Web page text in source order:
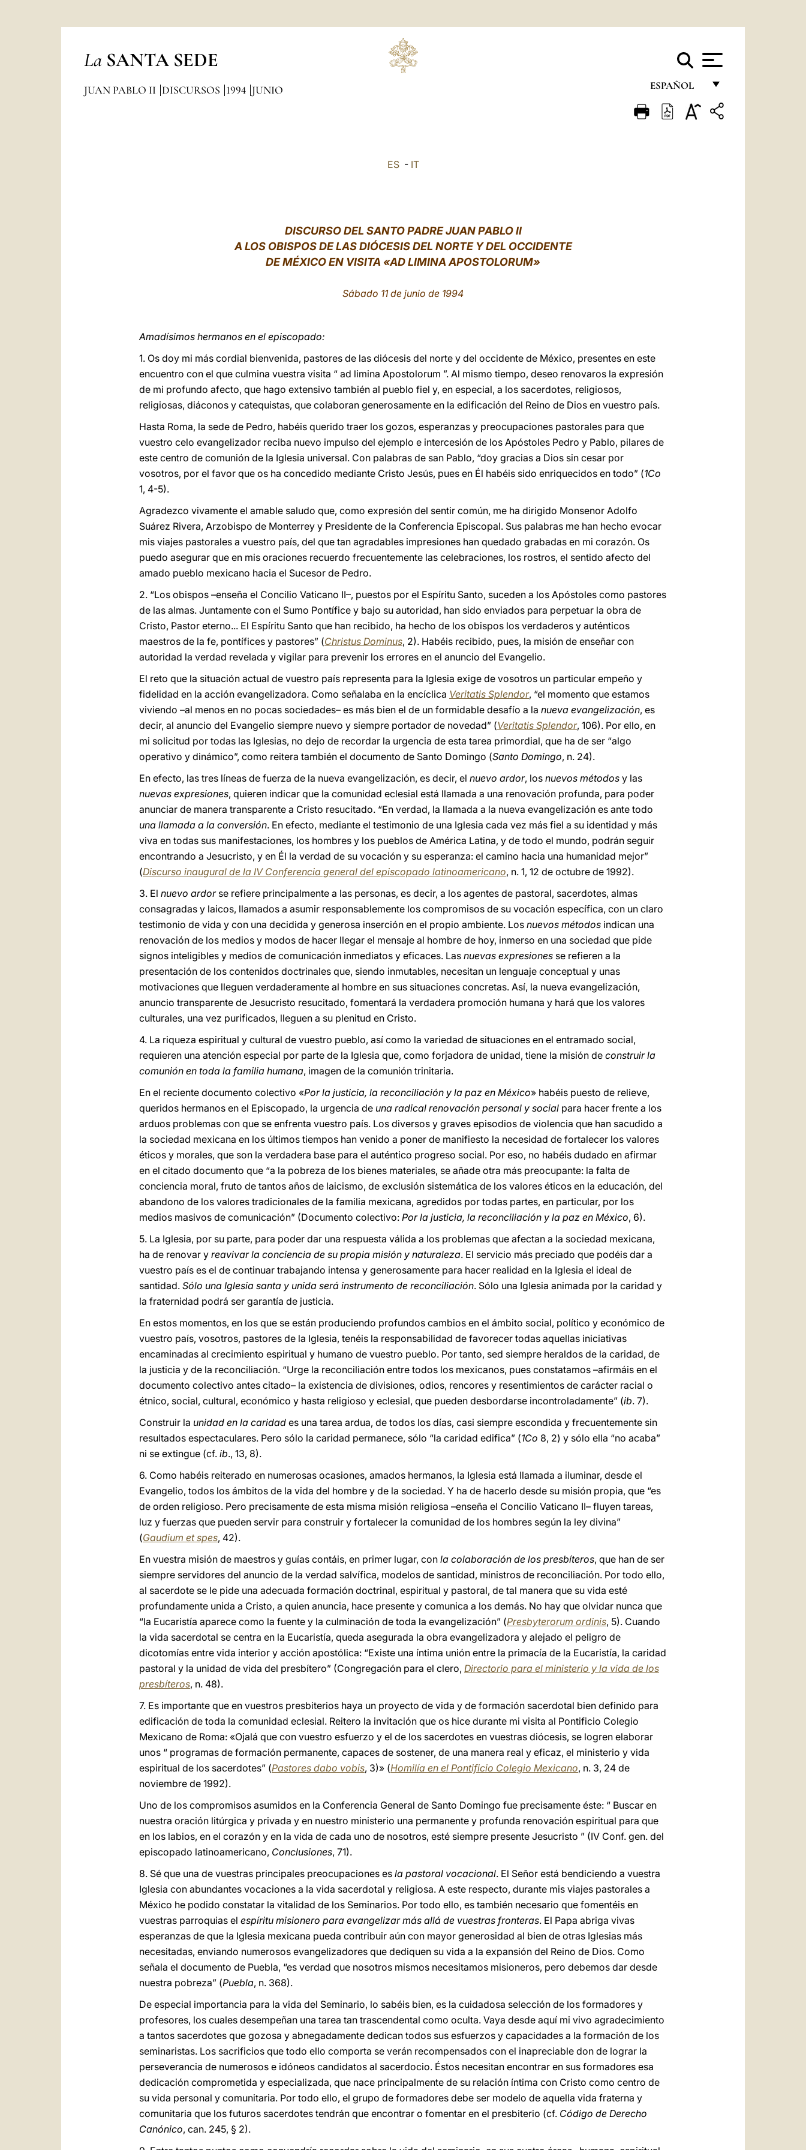
La SANTA SEDE
ESPAÑOL
FRANÇAIS
JUAN PABLO II DISCURSOS 1994 JUNIO
ES- IT
DISCURSO DEL SANTO PADRE JUAN PABLO II
A LOS OBISPOS DE LAS DIÓCESIS DEL NORTE Y DEL OCCIDENTE
DE MÉXICO EN VISITA «AD LIMINA APOSTOLORUM»
Sábado 11 de junio de 1994
Amadísimos hermanos en el episcopado:
1. Os doy mi más cordial bienvenida, pastores de las diócesis del norte y del occidente de México, presentes en este
encuentro con el que culmina vuestra visita “ ad limina Apostolorum ”. Al mismo tiempo, deseo renovaros la expresión
de mi profundo afecto, que hago extensivo también al pueblo fiel y, en especial, a los sacerdotes, religiosos,
religiosas, diáconos y catequistas, que colaboran generosamente en la edificación del Reino de Dios en vuestro país.
Hasta Roma, la sede de Pedro, habéis querido traer los gozos, esperanzas y preocupaciones pastorales para que
vuestro celo evangelizador reciba nuevo impulso del ejemplo e intercesión de los Apóstoles Pedro y Pablo, pilares de
este centro de comunión de la Iglesia universal. Con palabras de san Pablo, “doy gracias a Dios sin cesar por
vosotros, por el favor que os ha concedido mediante Cristo Jesús, pues en Él habéis sido enriquecidos en todo” (1Co
1, 4-5).
Agradezco vivamente el amable saludo que, como expresión del sentir común, me ha dirigido Monsenor Adolfo
Suárez Rivera, Arzobispo de Monterrey y Presidente de la Conferencia Episcopal. Sus palabras me han hecho evocar
mis viajes pastorales a vuestro país, del que tan agradables impresiones han quedado grabadas en mi corazón. Os
puedo asegurar que en mis oraciones recuerdo frecuentemente las celebraciones, los rostros, el sentido afecto del
amado pueblo mexicano hacia el Sucesor de Pedro.
2. “Los obispos –enseña el Concilio Vaticano II–, puestos por el Espíritu Santo, suceden a los Apóstoles como pastores
de las almas. Juntamente con el Sumo Pontífice y bajo su autoridad, han sido enviados para perpetuar la obra de
Cristo, Pastor eterno... El Espíritu Santo que han recibido, ha hecho de los obispos los verdaderos y auténticos
maestros de la fe, pontífices y pastores” (Christus Dominus, 2). Habéis recibido, pues, la misión de enseñar con
autoridad la verdad revelada y vigilar para prevenir los errores en el anuncio del Evangelio.
El reto que la situación actual de vuestro país representa para la Iglesia exige de vosotros un particular empeño y
fidelidad en la acción evangelizadora. Como señalaba en la encíclica Veritatis Splendor, “el momento que estamos
viviendo –al menos en no pocas sociedades– es más bien el de un formidable desafío a la nueva evangelización, es
decir, al anuncio del Evangelio siempre nuevo y siempre portador de novedad” (Veritatis Splendor, 106). Por ello, en
mi solicitud por todas las Iglesias, no dejo de recordar la urgencia de esta tarea primordial, que ha de ser “algo
operativo y dinámico”, como reitera también el documento de Santo Domingo (Santo Domingo, n. 24).
En efecto, las tres líneas de fuerza de la nueva evangelización, es decir, el nuevo ardor, los nuevos métodos y las
nuevas expresiones, quieren indicar que la comunidad eclesial está llamada a una renovación profunda, para poder
anunciar de manera transparente a Cristo resucitado. “En verdad, la llamada a la nueva evangelización es ante todo
una llamada a la conversión. En efecto, mediante el testimonio de una Iglesia cada vez más fiel a su identidad y más
viva en todas sus manifestaciones, los hombres y los pueblos de América Latina, y de todo el mundo, podrán seguir
encontrando a Jesucristo, y en Él la verdad de su vocación y su esperanza: el camino hacia una humanidad mejor”
(Discurso inaugural de la IV Conferencia general del episcopado latinoamericano, n. 1, 12 de octubre de 1992).
3. El nuevo ardorse refiere principalmente a las personas, es decir, a los agentes de pastoral, sacerdotes, almas
consagradas y laicos, llamados a asumir responsablemente los compromisos de su vocación específica, con un claro
testimonio de vida y con una decidida y generosa inserción en el propio ambiente. Los nuevos métodos indican una
renovación de los medios y modos de hacer llegar el mensaje al hombre de hoy, inmerso en una sociedad que pide
signos inteligibles y medios de comunicación inmediatos y eficaces. Las nuevas expresiones se refieren a la
presentación de los contenidos doctrinales que, siendo inmutables, necesitan un lenguaje conceptual y unas
motivaciones que lleguen verdaderamente al hombre en sus situaciones concretas. Así, la nueva evangelización,
anuncio transparente de Jesucristo resucitado, fomentará la verdadera promoción humana y hará que los valores
culturales, una vez purificados, lleguen a su plenitud en Cristo.
4. La riqueza espiritual y cultural de vuestro pueblo, así como la variedad de situaciones en el entramado social,
requieren una atención especial por parte de la Iglesia que, como forjadora de unidad, tiene la misión de construir la
comunión en toda la familia humana, imagen de la comunión trinitaria.
En el reciente documento colectivo «Por la justicia, la reconciliación y la paz en México» habéis puesto de relieve,
queridos hermanos en el Episcopado, la urgencia de una radical renovación personal y social para hacer frente a los
arduos problemas con que se enfrenta vuestro país. Los diversos y graves episodios de violencia que han sacudido a
la sociedad mexicana en los últimos tiempos han venido a poner de manifiesto la necesidad de fortalecer los valores
éticos y morales, que son la verdadera base para el auténtico progreso social. Por eso, no habéis dudado en afirmar
en el citado documento que “a la pobreza de los bienes materiales, se añade otra más preocupante: la falta de
conciencia moral, fruto de tantos años de laicismo, de exclusión sistemática de los valores éticos en la educación, del
abandono de los valores tradicionales de la familia mexicana, agredidos por todas partes, en particular, por los
medios masivos de comunicación” (Documento colectivo: Por la justicia, la reconciliación y la paz en México, 6).
5. La Iglesia, por su parte, para poder dar una respuesta válida a los problemas que afectan a la sociedad mexicana,
ha de renovar y reavivar la conciencia de su propia misión y naturaleza. El servicio más preciado que podéis dar a
vuestro país es el de continuar trabajando intensa y generosamente para hacer realidad en la Iglesia el ideal de
santidad. Sólo una Iglesia santa y unida será instrumento de reconciliación. Sólo una Iglesia animada por la caridad y
la fraternidad podrá ser garantía de justicia.
En estos momentos, en los que se están produciendo profundos cambios en el ámbito social, político y económico de
vuestro país, vosotros, pastores de la Iglesia, tenéis la responsabilidad de favorecer todas aquellas iniciativas
encaminadas al crecimiento espiritual y humano de vuestro pueblo. Por tanto, sed siempre heraldos de la caridad, de
la justicia y de la reconciliación. “Urge la reconciliación entre todos los mexicanos, pues constatamos –afirmáis en el
documento colectivo antes citado– la existencia de divisiones, odios, rencores y resentimientos de carácter racial o
étnico, social, cultural, económico y hasta religioso y eclesial, que pueden desbordarse incontroladamente” (ib. 7).
Construir la unidad en la caridad es una tarea ardua, de todos los días, casi siempre escondida y frecuentemente sin
resultados espectaculares. Pero sólo la caridad permanece, sólo “la caridad edifica” (1Co 8, 2) y sólo ella “no acaba”
ni se extingue (cf. ib., 13, 8).
6. Como habéis reiterado en numerosas ocasiones, amados hermanos, la Iglesia está llamada a iluminar, desde el
Evangelio, todos los ámbitos de la vida del hombre y de la sociedad. Y ha de hacerlo desde su misión propia, que “es
de orden religioso. Pero precisamente de esta misma misión religiosa –enseña el Concilio Vaticano II– fluyen tareas,
luz y fuerzas que pueden servir para construir y fortalecer la comunidad de los hombres según la ley divina”
(Gaudium et spes, 42).
En vuestra misión de maestros y guías contáis, en primer lugar, con la colaboración de los presbíteros, que han de ser
siempre servidores del anuncio de la verdad salvífica, modelos de santidad, ministros de reconciliación. Por todo ello,
al sacerdote se le pide una adecuada formación doctrinal, espiritual y pastoral, de tal manera que su vida esté
profundamente unida a Cristo, a quien anuncia, hace presente y comunica a los demás. No hay que olvidar nunca que
“la Eucaristía aparece como la fuente y la culminación de toda la evangelización” (Presbyterorum ordinis, 5). Cuando
la vida sacerdotal se centra en la Eucaristía, queda asegurada la obra evangelizadora y alejado el peligro de
dicotomías entre vida interior y acción apostólica: “Existe una íntima unión entre la primacía de la Eucaristía, la caridad
pastoral y la unidad de vida del presbítero” (Congregación para el clero, Directorio para el ministerio y la vida de los
presbíteros, n. 48).
7. Es importante que en vuestros presbiterios haya un proyecto de vida y de formación sacerdotal bien definido para
edificación de toda la comunidad eclesial. Reitero la invitación que os hice durante mi visita al Pontificio Colegio
Mexicano de Roma: «Ojalá que con vuestro esfuerzo y el de los sacerdotes en vuestras diócesis, se logren elaborar
unos “ programas de formación permanente, capaces de sostener, de una manera real y eficaz, el ministerio y vida
espiritual de los sacerdotes” (Pastores dabo vobis, 3)» (Homilía en el Pontificio Colegio Mexicano, n. 3, 24 de
noviembre de 1992).
Uno de los compromisos asumidos en la Conferencia General de Santo Domingo fue precisamente éste: “ Buscar en
nuestra oración litúrgica y privada y en nuestro ministerio una permanente y profunda renovación espiritual para que
en los labios, en el corazón y en la vida de cada uno de nosotros, esté siempre presente Jesucristo ” (IV Conf. gen. del
episcopado latinoamericano, Conclusiones, 71).
8. Sé que una de vuestras principales preocupaciones es la pastoral vocacional. El Señor está bendiciendo a vuestra
Iglesia con abundantes vocaciones a la vida sacerdotal y religiosa. A este respecto, durante mis viajes pastorales a
México he podido constatar la vitalidad de los Seminarios. Por todo ello, es también necesario que fomentéis en
vuestras parroquias el espíritu misionero para evangelizar más allá de vuestras fronteras. El Papa abriga vivas
esperanzas de que la Iglesia mexicana pueda contribuir aún con mayor generosidad al bien de otras Iglesias más
necesitadas, enviando numerosos evangelizadores que dediquen su vida a la expansión del Reino de Dios. Como
señala el documento de Puebla, “es verdad que nosotros mismos necesitamos misioneros, pero debemos dar desde
nuestra pobreza” (Puebla, n. 368).
De especial importancia para la vida del Seminario, lo sabéis bien, es la cuidadosa selección de los formadores y
profesores, los cuales desempeñan una tarea tan trascendental como oculta. Vaya desde aquí mi vivo agradecimiento
a tantos sacerdotes que gozosa y abnegadamente dedican todos sus esfuerzos y capacidades a la formación de los
seminaristas. Los sacrificios que todo ello comporta se verán recompensados con el inapreciable don de lograr la
perseverancia de numerosos e idóneos candidatos al sacerdocio. Éstos necesitan encontrar en sus formadores esa
dedicación comprometida y especializada, que nace principalmente de su relación íntima con Cristo como centro de
su vida personal y comunitaria. Por todo ello, el grupo de formadores debe ser modelo de aquella vida fraterna y
comunitaria que los futuros sacerdotes tendrán que encontrar o fomentar en el presbiterio (cf. Código de Derecho
Canónico, can. 245, § 2).